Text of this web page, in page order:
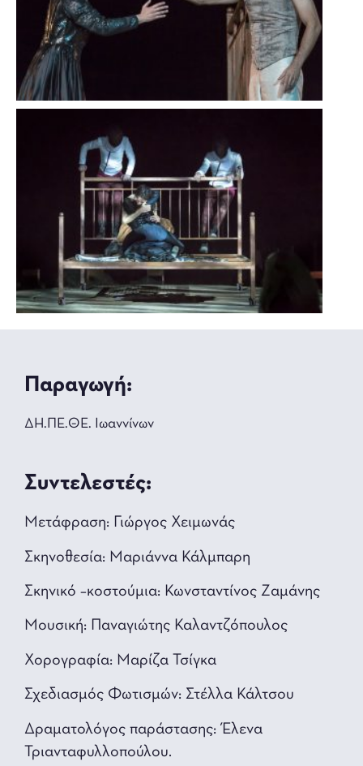
Παραγωγή:
ΔΗ.ΠΕ.ΘΕ. Ιωαννίνων
Συντελεστές:
Μετάφραση: Γιώργος Χειμωνάς
Σκηνοθεσία: Μαριάννα Κάλμπαρη
Σκηνικό –κοστούμια: Κωνσταντίνος Ζαμάνης
Μουσική: Παναγιώτης Καλαντζόπουλος
Χορογραφία: Μαρίζα Τσίγκα
Σχεδιασμός Φωτισμών: Στέλλα Κάλτσου
Δραματολόγος παράστασης: Έλενα
Τριανταφυλλοπούλου.